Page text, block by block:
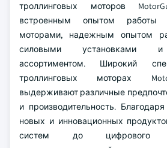
троллинговых моторов
встроенным опытом работы
моторами, надежным опытом
силовыми установками и
ассортиментом. Широкий
троллинговых моторах
выдерживают различные
и производительность.
новых и инновационных
систем до цифрового